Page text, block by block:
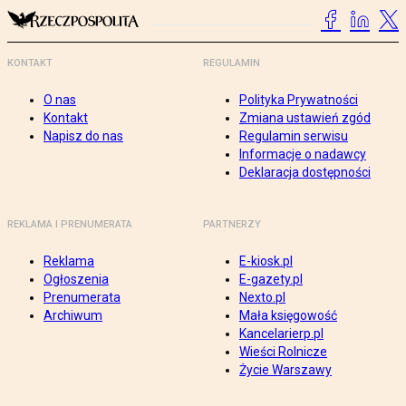
KONTAKT
O nas
Kontakt
Napisz do nas
REGULAMIN
Polityka Prywatności
Zmiana ustawień zgód
Regulamin serwisu
Informacje o nadawcy
Deklaracja dostępności
REKLAMA I PRENUMERATA
Reklama
Ogłoszenia
Prenumerata
Archiwum
PARTNERZY
E-kiosk.pl
E-gazety.pl
Nexto.pl
Mała księgowość
Kancelarierp.pl
Wieści Rolnicze
Życie Warszawy